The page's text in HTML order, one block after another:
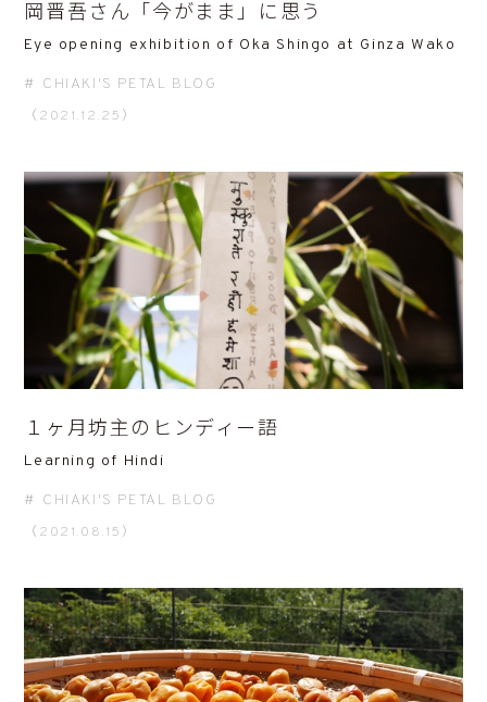
岡晋吾さん「今がまま」に思う
Eye opening exhibition of Oka Shingo at Ginza Wako
CHIAKI'S PETAL BLOG
（2021.12.25）
１ヶ月坊主のヒンディー語
Learning of Hindi
CHIAKI'S PETAL BLOG
（2021.08.15）